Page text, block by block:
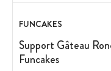
FUNCAKES
Support Gâteau
Funcakes